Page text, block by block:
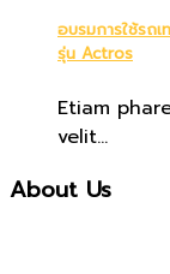
อบรมการใช้รถ
รุ่น Actros
Etiam
velit...
About Us